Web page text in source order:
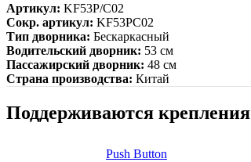
Артикул: KF53P/C02
Сокр. артикул: KF53PC02
Тип дворника: Бескаркасный
Водительский дворник: 53 см
Пассажирский дворник: 48 см
Страна производства: Китай
Поддерживаются крепления
Push Button